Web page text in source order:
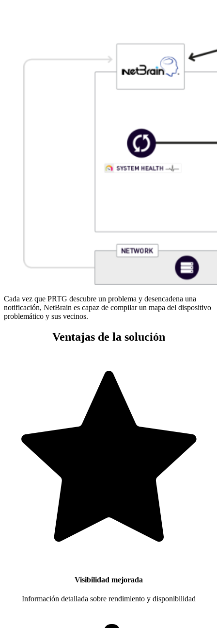
Cada vez que PRTG descubre un problema y desencadena una
notificación, NetBrain es capaz de compilar un mapa del dispositivo
problemático y sus vecinos.
Ventajas de la solución
Visibilidad mejorada
Información detallada sobre rendimiento y disponibilidad